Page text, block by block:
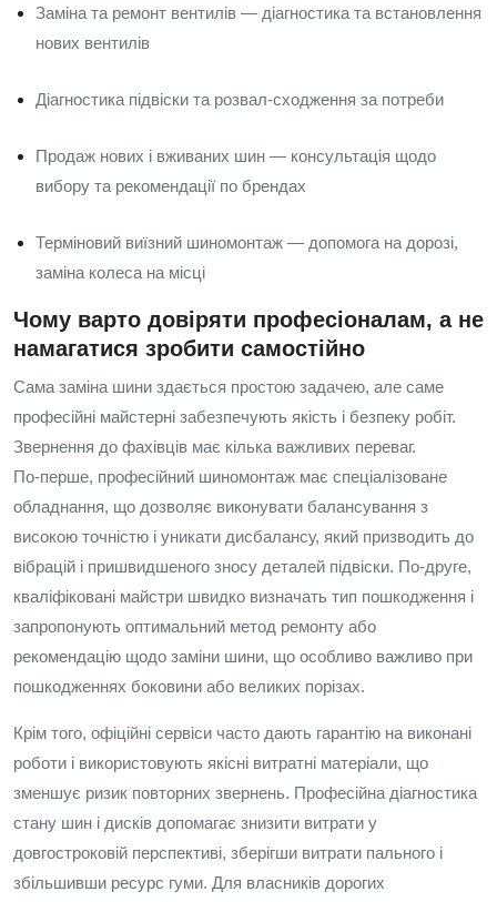
Заміна та ремонт вентилів — діагностика та встановлення
нових вентилів
Діагностика підвіски та розвал-сходження за потреби
Продаж нових і вживаних шин — консультація щодо
вибору та рекомендації по брендах
Терміновий виїзний шиномонтаж — допомога на дорозі,
заміна колеса на місці
Чому варто довіряти професіоналам, а не
намагатися зробити самостійно
Сама заміна шини здається простою задачею, але саме
професійні майстерні забезпечують якість і безпеку робіт.
Звернення до фахівців має кілька важливих переваг.
По‑перше, професійний шиномонтаж має спеціалізоване
обладнання, що дозволяє виконувати балансування з
високою точністю і уникати дисбалансу, який призводить до
вібрацій і пришвидшеного зносу деталей підвіски. По‑друге,
кваліфіковані майстри швидко визначать тип пошкодження і
запропонують оптимальний метод ремонту або
рекомендацію щодо заміни шини, що особливо важливо при
пошкодженнях боковини або великих порізах.
Крім того, офіційні сервіси часто дають гарантію на виконані
роботи і використовують якісні витратні матеріали, що
зменшує ризик повторних звернень. Професійна діагностика
стану шин і дисків допомагає знизити витрати у
довгостроковій перспективі, зберігши витрати пального і
збільшивши ресурс гуми. Для власників дорогих